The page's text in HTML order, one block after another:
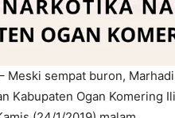
Meski sempat buron,
Kabupaten Ogan Komering